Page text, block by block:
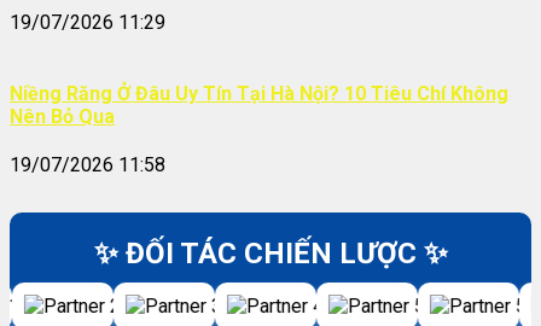
19/07/2026 11:29
Niềng Răng Ở Đâu Uy Tín Tại Hà Nội? 10 Tiêu Chí Không
Nên Bỏ Qua
19/07/2026 11:58
✨ ĐỐI TÁC CHIẾN LƯỢC ✨